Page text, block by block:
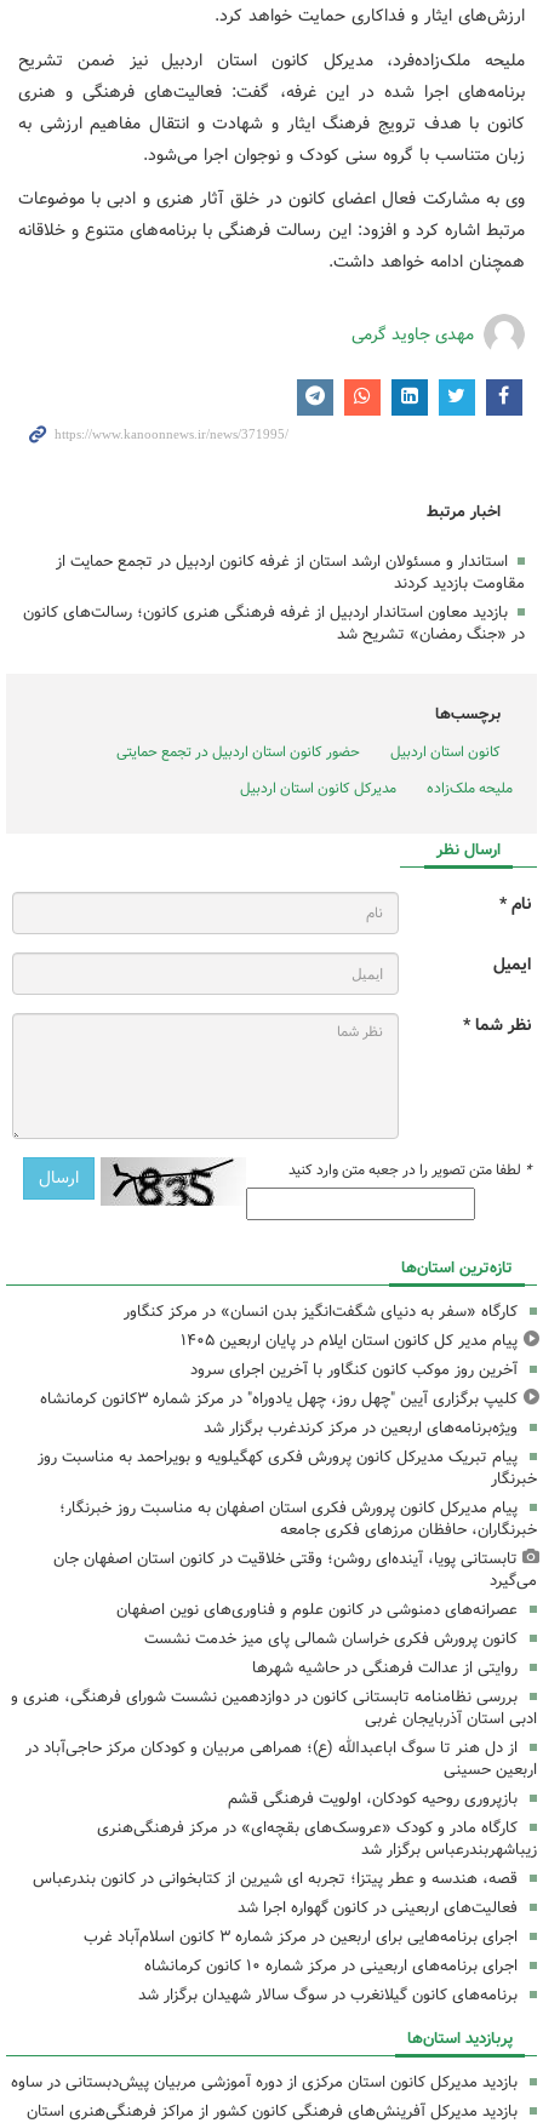
ارزش‌های ایثار و فداکاری حمایت خواهد کرد.
ملیحه ملک‌زاده‌فرد، مدیرکل کانون استان اردبیل نیز ضمن تشریح
برنامه‌های اجرا شده در این غرفه، گفت: فعالیت‌های فرهنگی و هنری
کانون با هدف ترویج فرهنگ ایثار و شهادت و انتقال مفاهیم ارزشی به
زبان متناسب با گروه سنی کودک و نوجوان اجرا می‌شود.
وی به مشارکت فعال اعضای کانون در خلق آثار هنری و ادبی با موضوعات
مرتبط اشاره کرد و افزود: این رسالت فرهنگی با برنامه‌های متنوع و خلاقانه
همچنان ادامه خواهد داشت.
مهدی جاوید گرمی
اخبار مرتبط
استاندار و مسئولان ارشد استان از غرفه کانون اردبیل در تجمع حمایت از
مقاومت بازدید کردند
بازدید معاون استاندار اردبیل از غرفه فرهنگی هنری کانون؛ رسالت‌های کانون
در «جنگ رمضان» تشریح شد
برچسب‌ها
کانون استان اردبیل
حضور کانون استان اردبیل در تجمع حمایتی
ملیحه ملک‌زاده
مدیرکل کانون استان اردبیل
ارسال نظر
نام *
ایمیل
نظر شما *
* لطفا متن تصویر را در جعبه متن وارد کنید
تازه‌ترین استان‌ها
کارگاه «سفر به دنیای شگفت‌انگیز بدن انسان» در مرکز کنگاور
پیام مدیر کل کانون استان ایلام در پایان اربعین ۱۴۰۵
آخرین روز موکب کانون کنگاور با آخرین اجرای سرود
کلیپ برگزاری آیین "چهل روز، چهل یادوراه" در مرکز شماره ۳کانون کرمانشاه
ویژه‌برنامه‌های اربعین در مرکز کرندغرب برگزار شد
پیام تبریک مدیرکل کانون پرورش فکری کهگیلویه و بویراحمد به مناسبت روز
خبرنگار
پیام مدیرکل کانون پرورش فکری استان اصفهان به مناسبت روز خبرنگار؛
خبرنگاران، حافظان مرزهای فکری جامعه
تابستانی پویا، آینده‌ای روشن؛ وقتی خلاقیت در کانون استان اصفهان جان
می‌گیرد
عصرانه‌های دمنوشی در کانون علوم و فناوری‌های نوین اصفهان
کانون پرورش فکری خراسان شمالی پای میز خدمت نشست
روایتی از عدالت فرهنگی در حاشیه شهرها
بررسی نظامنامه تابستانی کانون در دوازدهمین نشست شورای فرهنگی، هنری و
ادبی استان آذربایجان غربی
از دل هنر تا سوگ اباعبدالله (ع)؛ همراهی مربیان و کودکان مرکز حاجی‌آباد در
اربعین حسینی
بازپروری روحیه کودکان، اولویت فرهنگی قشم
کارگاه مادر و کودک «عروسک‌های بقچه‌ای» در مرکز فرهنگی‌هنری
زیباشهربندرعباس برگزار شد
قصه، هندسه و عطر پیتزا؛ تجربه ای شیرین از کتابخوانی در کانون بندرعباس
فعالیت‌های اربعینی در کانون گهواره اجرا شد
اجرای برنامه‌هایی برای اربعین در مرکز شماره ۳ کانون اسلام‌آباد غرب
اجرای برنامه‌های اربعینی در مرکز شماره ۱۰ کانون کرمانشاه
برنامه‌های کانون گیلانغرب در سوگ سالار شهیدان برگزار شد
پربازدید استان‌ها
بازدید مدیرکل کانون استان مرکزی از دوره آموزشی مربیان پیش‌دبستانی در ساوه
بازدید مدیرکل آفرینش‌های فرهنگی کانون کشور از مراکز فرهنگی‌هنری استان